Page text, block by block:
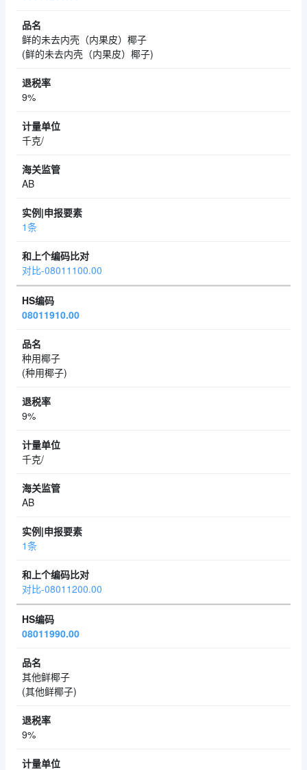
鲜的未去内壳（内果皮）椰子
(鲜的未去内壳（内果皮）椰子)
9%
千克/
AB
1条
对比-08011100.00
08011910.00
种用椰子
(种用椰子)
9%
千克/
AB
1条
对比-08011200.00
08011990.00
其他鲜椰子
(其他鲜椰子)
9%